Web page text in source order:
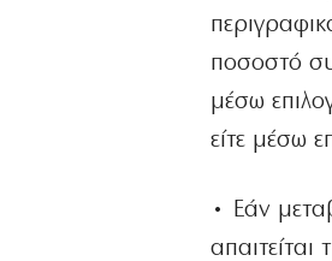
ποσοστό
μέσω
είτε μέσω
• Εάν